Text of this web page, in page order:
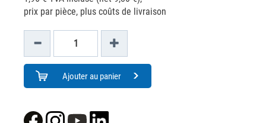
prix par pièce, plus coûts de livraison
Ajouter au panier